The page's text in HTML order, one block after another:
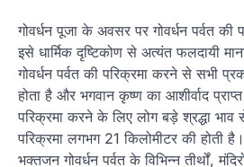
गोवर्धन पूजा के अवसर पर गोवर्धन पर्वत की
इसे धार्मिक दृष्टिकोण से अत्यंत फलदायी
गोवर्धन पर्वत की परिक्रमा करने से सभी
होता है और भगवान कृष्ण का आशीर्वाद
परिक्रमा करने के लिए लोग बड़े श्रद्धा
परिक्रमा लगभग 21 किलोमीटर की होती
भक्तजन गोवर्धन पर्वत के विभिन्न तीर्थों,